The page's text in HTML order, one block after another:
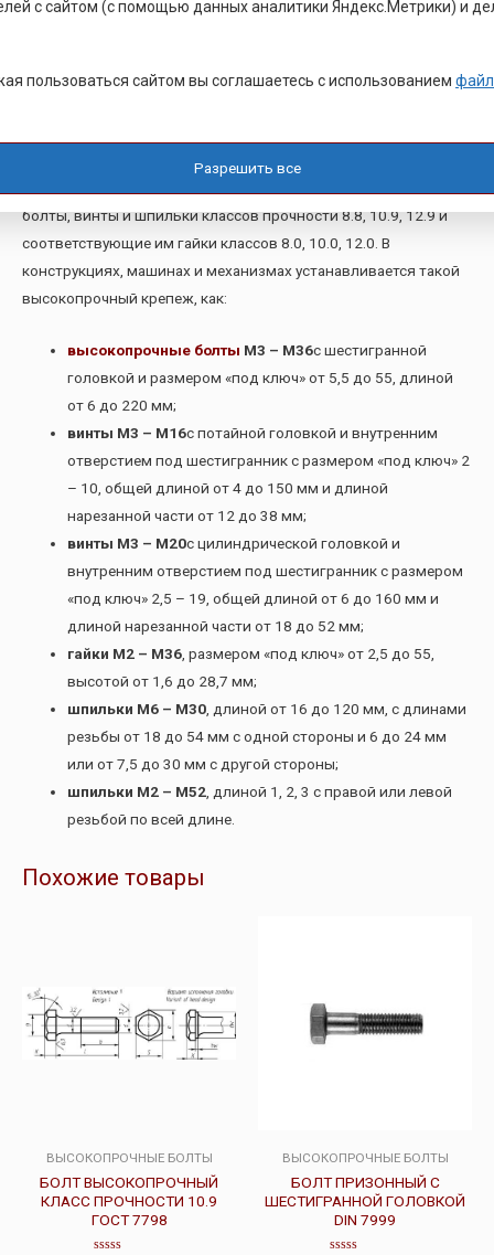
типоразмеров.
болты, винты и шпильки классов прочности 8.8, 10.9, 12.9 и
соответствующие им гайки классов 8.0, 10.0, 12.0. В
конструкциях, машинах и механизмах устанавливается такой
высокопрочный крепеж, как:
высокопрочные болты М3 – М36с шестигранной
головкой и размером «под ключ» от 5,5 до 55, длиной
от 6 до 220 мм;
винты М3 – М16с потайной головкой и внутренним
отверстием под шестигранник с размером «под ключ» 2
– 10, общей длиной от 4 до 150 мм и длиной
нарезанной части от 12 до 38 мм;
винты М3 – М20с цилиндрической головкой и
внутренним отверстием под шестигранник с размером
«под ключ» 2,5 – 19, общей длиной от 6 до 160 мм и
длиной нарезанной части от 18 до 52 мм;
гайки М2 – М36 , размером «под ключ» от 2,5 до 55,
высотой от 1,6 до 28,7 мм;
шпильки М6 – М30 , длиной от 16 до 120 мм, с длинами
резьбы от 18 до 54 мм с одной стороны и 6 до 24 мм
или от 7,5 до 30 мм с другой стороны;
шпильки М2 – М52 , длиной 1, 2, 3 с правой или левой
резьбой по всей длине.
Похожие товары
ВЫСОКОПРОЧНЫЕ БОЛТЫ
БОЛТ ВЫСОКОПРОЧНЫЙ
КЛАСС ПРОЧНОСТИ 10.9
ГОСТ 7798
ВЫСОКОПРОЧНЫЕ БОЛТЫ
БОЛТ ПРИЗОННЫЙ С
ШЕСТИГРАННОЙ ГОЛОВКОЙ
DIN 7999
с сайтом (с помощью данных аналитики Яндекс.Метрики) и
пользоваться сайтом вы соглашаетесь с использованием
Разрешить все